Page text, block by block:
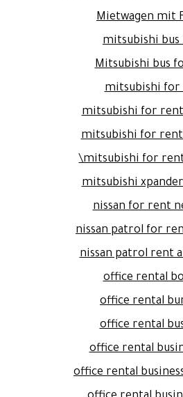
Mietwagen mit
mitsubishi bus
Mitsubishi bus
mitsubishi for
mitsubishi for
mitsubishi for
mitsubishi for
mitsubishi
nissan for rent
nissan patrol for
nissan patrol rent
office rental
office rental
office rental
office rental
office rental